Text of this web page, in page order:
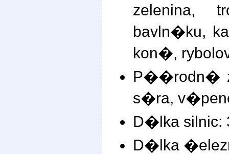
zelenina,
bavln�ku,
kon�,
P��rodn�
s�ra,
D�lka silnic:
D�lka